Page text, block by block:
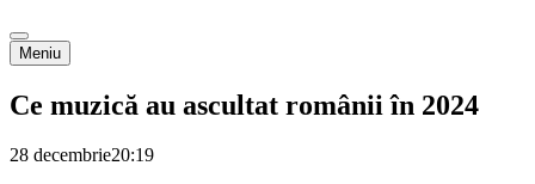
Meniu
Ce muzică au ascultat românii în 2024
28 decembrie20:19